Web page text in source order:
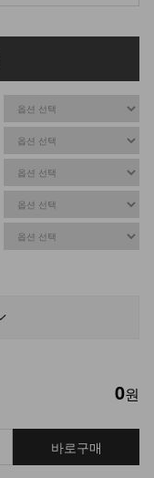
0원
바로구매